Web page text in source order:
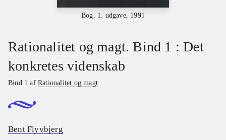
Bog, 1. udgave, 1991
Rationalitet og magt. Bind 1 : Det
konkretes videnskab
Bind 1 afRationalitet og magt
Bent Flyvbjerg